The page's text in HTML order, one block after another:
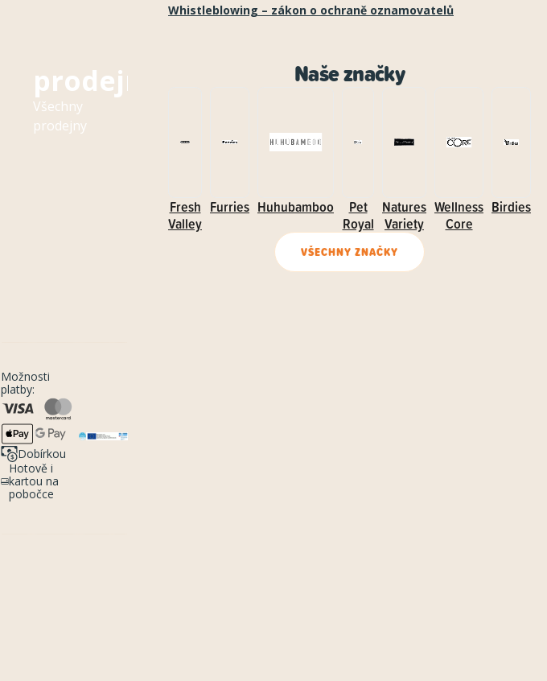
uWhistleblowing – zákon o ochraně oznamovatelů
prodejny
Všechny
prodejny
Naše značky
Fresh
Valley
Furries Huhubamboo
Pet
Royal
Natures
Variety
Wellness
Core
Birdies
VŠECHNY ZNAČKY
Možnosti
platby:
Dobírkou
Hotově i
kartou na
pobočce